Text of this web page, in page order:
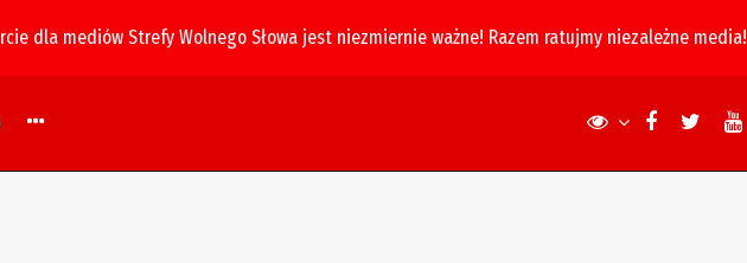
dla mediów Strefy Wolnego Słowa jest niezmiernie ważne! Razem ratujmy niezależne media!